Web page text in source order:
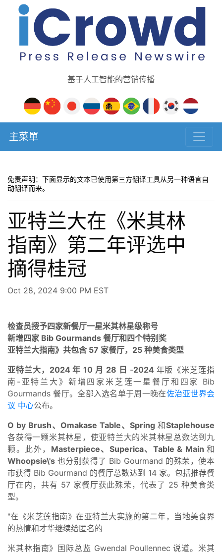
基于人工智能的营销传播
主菜單
免责声明：下面显示的文本已使用第三方翻译工具从另一种语言自
动翻译而来。
亚特兰大在《米其林
指南》第二年评选中
摘得桂冠
Oct 28, 2024 9:00 PM EST
检查员授予四家新餐厅一星米其林星级称号
新增四家 Bib Gourmands 餐厅和四个特别奖
亚特兰大指南》共包含 57 家餐厅，25 种美食类型
亚特兰大，2024 年 10 月 28 日 -2024 年版《米芝莲指
南-亚特兰大》新增四家米芝莲一星餐厅和四家 Bib
Gourmands 餐厅。全部入选名单于周一晚在佐治亚世界会
议 中心公布。
O by Brush、Omakase Table、Spring 和Staplehouse
各获得一颗米其林星，使亚特兰大的米其林星总数达到九
颗。此外， Masterpiece、Superica、Table & Main 和
Whoopsie\'s 也分别获得了 Bib Gourmand 的殊荣，使本
市获得 Bib Gourmand 的餐厅总数达到 14 家。包括推荐餐
厅在内，共有 57 家餐厅获此殊荣，代表了 25 种美食类
型。
"在《米芝莲指南》在亚特兰大实施的第二年，当地美食界
的热情和才华继续给匿名的
米其林指南》国际总监 Gwendal Poullennec 说道。米其